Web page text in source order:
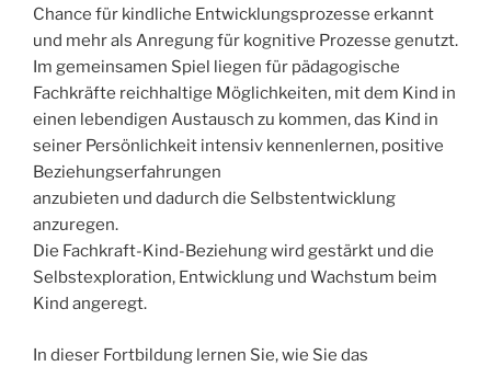
Chance für kindliche Entwicklungsprozesse erkannt
und mehr als Anregung für kognitive Prozesse genutzt.
Im gemeinsamen Spiel liegen für pädagogische
Fachkräfte reichhaltige Möglichkeiten, mit dem Kind in
einen lebendigen Austausch zu kommen, das Kind in
seiner Persönlichkeit intensiv kennenlernen, positive
Beziehungserfahrungen
anzubieten und dadurch die Selbstentwicklung
anzuregen.
Die Fachkraft-Kind-Beziehung wird gestärkt und die
Selbstexploration, Entwicklung und Wachstum beim
Kind angeregt.
In dieser Fortbildung lernen Sie, wie Sie das